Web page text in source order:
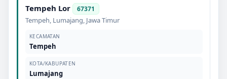
Tempeh Lor 67371
Tempeh, Lumajang, Jawa Timur
KECAMATAN
Tempeh
KOTA/KABUPATEN
Lumajang